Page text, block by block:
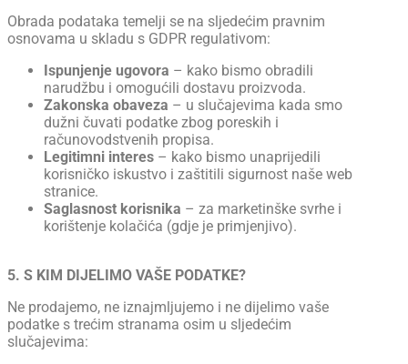
Obrada podataka temelji se na sljedećim pravnim
osnovama u skladu s GDPR regulativom:
Ispunjenje ugovora – kako bismo obradili
narudžbu i omogućili dostavu proizvoda.
Zakonska obaveza – u slučajevima kada smo
dužni čuvati podatke zbog poreskih i
računovodstvenih propisa.
Legitimni interes – kako bismo unaprijedili
korisničko iskustvo i zaštitili sigurnost naše web
stranice.
Saglasnost korisnika – za marketinške svrhe i
korištenje kolačića (gdje je primjenjivo).
5. S KIM DIJELIMO VAŠE PODATKE?
Ne prodajemo, ne iznajmljujemo i ne dijelimo vaše
podatke s trećim stranama osim u sljedećim
slučajevima: